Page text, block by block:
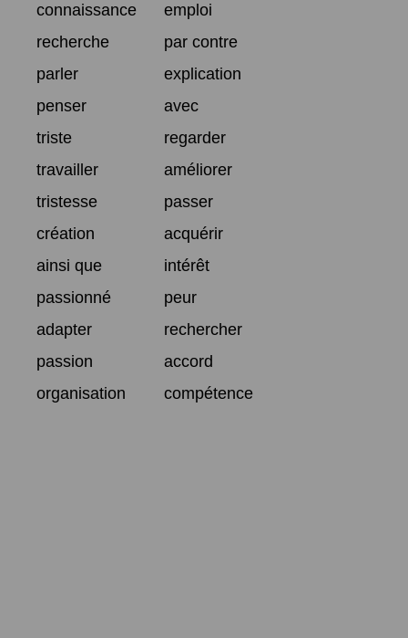
connaissance
emploi
recherche
par contre
parler
explication
penser
avec
triste
regarder
travailler
améliorer
tristesse
passer
création
acquérir
ainsi que
intérêt
passionné
peur
adapter
rechercher
passion
accord
organisation
compétence